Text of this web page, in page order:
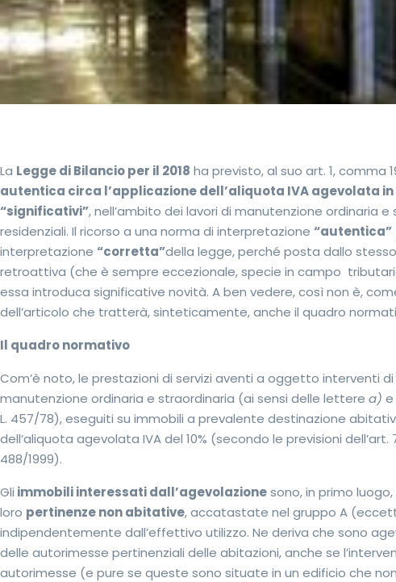
La Legge di Bilancio per il 2018 ha previsto, al suo art. 1, comma
autentica circa l’applicazione dell’aliquota IVA agevolata in
“significativi”, nell’ambito dei lavori di manutenzione ordinaria
residenziali. Il ricorso a una norma di interpretazione “autentica”
interpretazione “corretta”della legge, perché posta dallo
retroattiva (che è sempre eccezionale, specie in campo
essa introduca significative novità. A ben vedere, così non è,
dell’articolo che tratterà, sinteticamente, anche il quadro
Il quadro normativo
Com’è noto, le prestazioni di servizi aventi a oggetto interventi
manutenzione ordinaria e straordinaria (ai sensi delle lettere a) e
L. 457/78), eseguiti su immobili a prevalente destinazione
dell’aliquota agevolata IVA del 10% (secondo le previsioni dell’art.
488/1999).
Gli immobili interessati dall’agevolazionesono, in primo luogo,
loro pertinenze non abitative, accatastate nel gruppo A
indipendentemente dall’effettivo utilizzo. Ne deriva che sono
delle autorimesse pertinenziali delle abitazioni, anche se
autorimesse (e pure se queste sono situate in un edificio che